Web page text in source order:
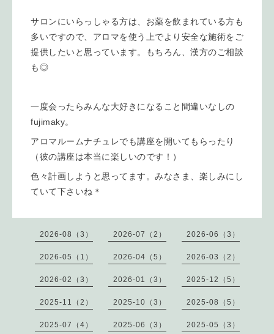
サロンにいらっしゃる方は、お薬を飲まれている方も
多いですので、アロマを使う上でより安全な施術をご
提供したいと思っています。もちろん、漢方のご相談
も◎
一度会ったらみんな大好きになること間違いなしの
fujimaky。
アロマルームナチュレでも講座を開いてもらったり
（彼の講座は本当に楽しいのです！）
色々計画しようと思ってます。みなさま、楽しみにし
ていて下さいね＊
2026-08（3） 2026-07（2） 2026-06（3）
2026-05（1） 2026-04（5） 2026-03（2）
2026-02（3） 2026-01（3） 2025-12（5）
2025-11（2） 2025-10（3） 2025-08（5）
2025-07（4） 2025-06（3） 2025-05（3）